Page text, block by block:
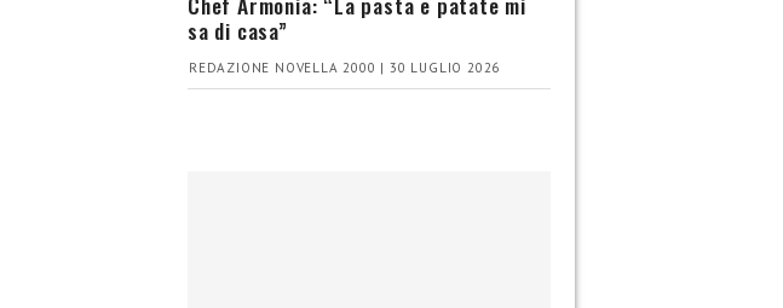
sa di casa”
REDAZIONE NOVELLA 2000 | 30 LUGLIO 2026